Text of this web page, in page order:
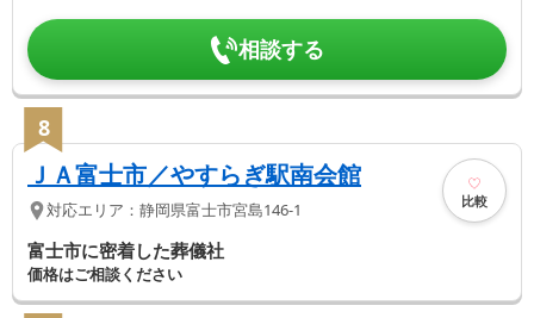
相談する
8
ＪＡ富士市／やすらぎ駅南会館
対応エリア： 静岡県富士市宮島146-1 比較
富士市に密着した葬儀社
価格はご相談ください